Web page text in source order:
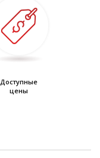
Доступные
цены